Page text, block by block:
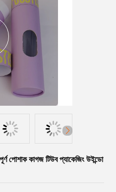
পোশাক কাগজ টিউব প্যাকেজিং উইন্ডো